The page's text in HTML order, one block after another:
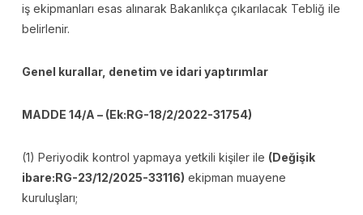
iş ekipmanları esas alınarak Bakanlıkça çıkarılacak Tebliğ ile
belirlenir.
Genel kurallar, denetim ve idari yaptırımlar
MADDE 14/A – (Ek:RG-18/2/2022-31754)
(1) Periyodik kontrol yapmaya yetkili kişiler ile (Değişik
ibare:RG-23/12/2025-33116) ekipman muayene
kuruluşları;